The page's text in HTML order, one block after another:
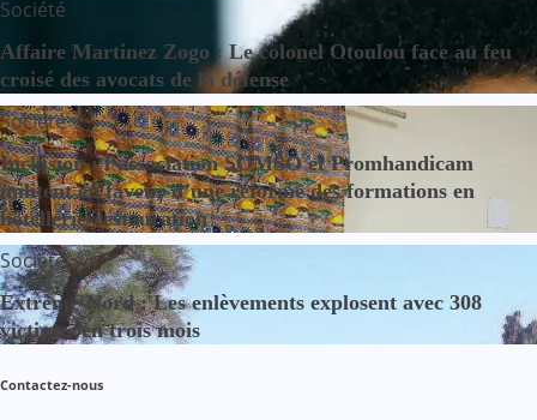
Société
Affaire Martinez Zogo : Le colonel Otoulou face au feu
croisé des avocats de la défense
Société
Inclusion : l’association SOMSO et Promhandicam
militent en faveur d’une réforme des formations en
hôtellerie-restauration
Société
Extrême-Nord : Les enlèvements explosent avec 308
victimes en trois mois
Contactez-nous